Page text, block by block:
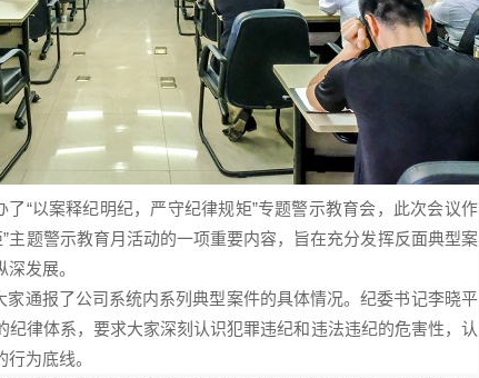
“以案释纪明纪，严守纪律规矩”专题警示教育会，此次会议作
主题警示教育月活动的一项重要内容，旨在充分发挥反面典型案
发展。
通报了公司系统内系列典型案件的具体情况。纪委书记李晓平
律体系，要求大家深刻认识犯罪违纪和违法违纪的危害性，认
为底线。